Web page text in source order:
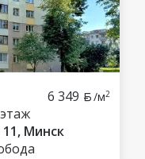
6 349 /м2
Минск